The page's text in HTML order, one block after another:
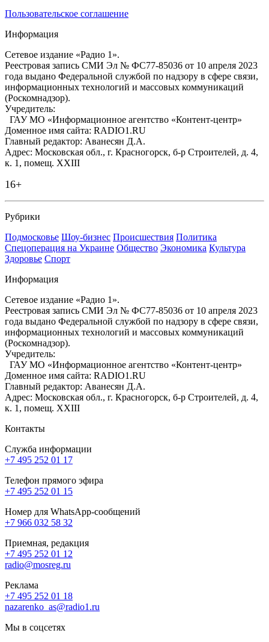
Пользовательское соглашение
Информация
Сетевое издание «Радио 1».
Реестровая запись СМИ Эл № ФС77-85036 от 10 апреля 2023
года выдано Федеральной службой по надзору в сфере связи,
информационных технологий и массовых коммуникаций
(Роскомнадзор).
Учредитель:
ГАУ МО «Информационное агентство «Контент-центр»
Доменное имя сайта: RADIO1.RU
Главный редактор: Аванесян Д.А.
Адрес: Московская обл., г. Красногорск, б-р Строителей, д. 4,
к. 1, помещ. XXIII
16+
Рубрики
Подмосковье Шоу-бизнес Происшествия Политика
Спецоперация на Украине Общество Экономика Культура
Здоровье Спорт
Информация
Сетевое издание «Радио 1».
Реестровая запись СМИ Эл № ФС77-85036 от 10 апреля 2023
года выдано Федеральной службой по надзору в сфере связи,
информационных технологий и массовых коммуникаций
(Роскомнадзор).
Учредитель:
ГАУ МО «Информационное агентство «Контент-центр»
Доменное имя сайта: RADIO1.RU
Главный редактор: Аванесян Д.А.
Адрес: Московская обл., г. Красногорск, б-р Строителей, д. 4,
к. 1, помещ. XXIII
Контакты
Служба информации
+7 495 252 01 17
Телефон прямого эфира
+7 495 252 01 15
Номер для WhatsApp-сообщений
+7 966 032 58 32
Приемная, редакция
+7 495 252 01 12
radio@mosreg.ru
Реклама
+7 495 252 01 18
nazarenko_as@radio1.ru
Мы в соцсетях